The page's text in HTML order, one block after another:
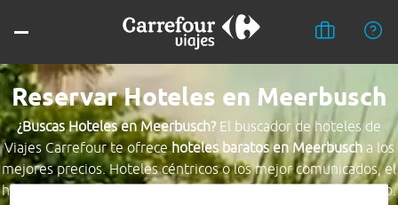
Reservar Hoteles en Meerbusch
¿Buscas Hoteles en Meerbusch? El buscador de hoteles de
Viajes Carrefour te ofrecehoteles baratos en Meerbusch a los
mejores precios. Hoteles céntricos o los mejor comunicados, el
hotel que busques nosotros te lo encontramos al mejor precio.